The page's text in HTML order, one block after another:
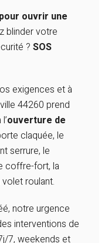
ouvrir une
blinder votre
? SOS
exigences et à
44260 prend
ouverture de
claquée, le
serrure, le
coffre-fort, la
roulant.
notre urgence
interventions de
7, weekends et